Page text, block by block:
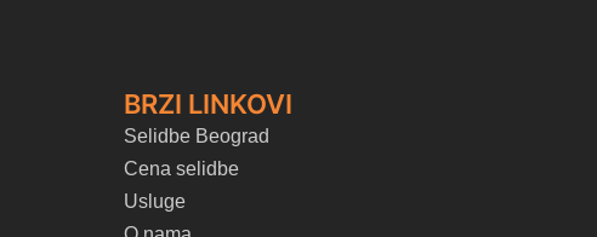
BRZI LINKOVI
Selidbe Beograd
Cena selidbe
Usluge